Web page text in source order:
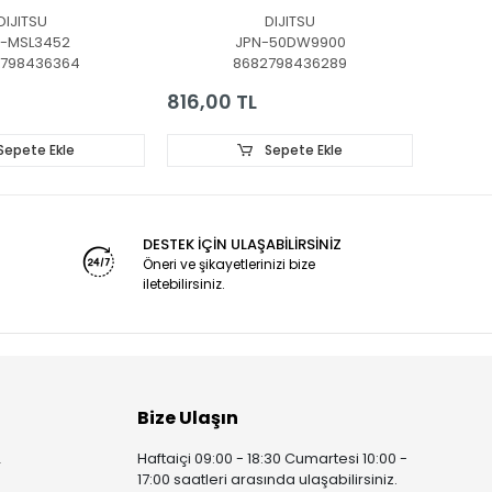
MSG-
07, MS-
11-26
MSL3452
Ekle
D50031001BM-S 230106,
31.11.050U
DIJITSU
JPN-50DW9900
8682798436289
816,00 TL
Sepete Ekle
DESTEK İÇİN ULAŞABİLİRSİNİZ
Öneri ve şikayetlerinizi bize
iletebilirsiniz.
Bize Ulaşın
Haftaiçi 09:00 - 18:30 Cumartesi 10:00 -
17:00 saatleri arasında ulaşabilirsiniz.